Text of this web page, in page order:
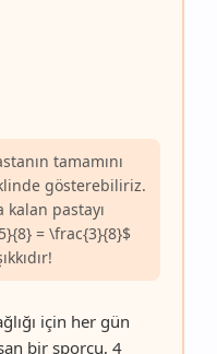
tamamını
gösterebiliriz.
kalan pastayı
= \frac{3}{8}$
için her gün
bir sporcu, 4